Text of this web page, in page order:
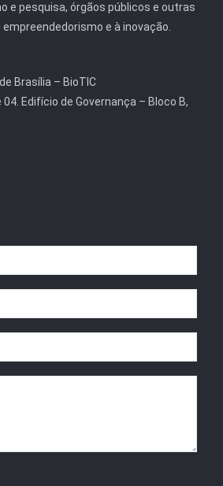
e pesquisa, órgãos públicos e outras
e à inovação.
Brasília – BioTIC
Edifício de Governança – Bloco B,